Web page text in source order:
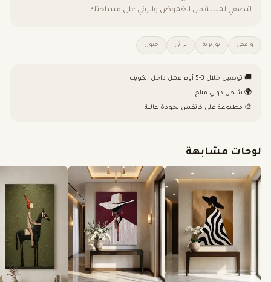
لتضفي لمسة من الغموض والرقي على مساحتك.
واقعي بورتريه تراثي خيول
🚚 توصيل خلال 3-5 أيام عمل داخل الكويت
🌍 شحن دولي متاح
🎨 مطبوعة على كانفس بجودة عالية
لوحات مشابهة